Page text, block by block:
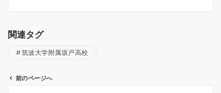
関連タグ
筑波大学附属坂戸高校
前のページへ